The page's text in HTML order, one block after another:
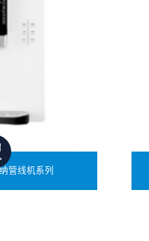
管线机系列